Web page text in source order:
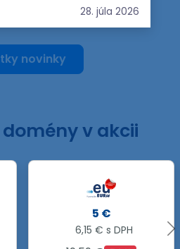
28. júla 2026
novinky
v akcii
33,90 €
41,70 € s DPH